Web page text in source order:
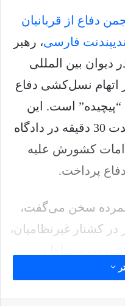
دفاع از قربانیان
فارسی، رهبر
دیوان بین المللی
اتهام نسل‌کشی دفاع
است. این
دارنده‌ جایزه صلح نوبل به مدت 30 دقیقه در دادگاه
کشورش علیه
دفاع پرداخت.
سخن می‌گفت،
در کشتار غیرنظامیان،
کرد. دولت میانمار متهم